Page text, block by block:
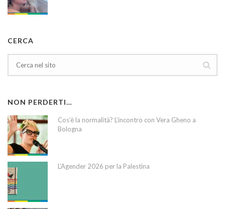
CERCA
NON PERDERTI…
Cos’è la normalità? L’incontro con Vera Gheno a
Bologna
L’Agender 2026 per la Palestina